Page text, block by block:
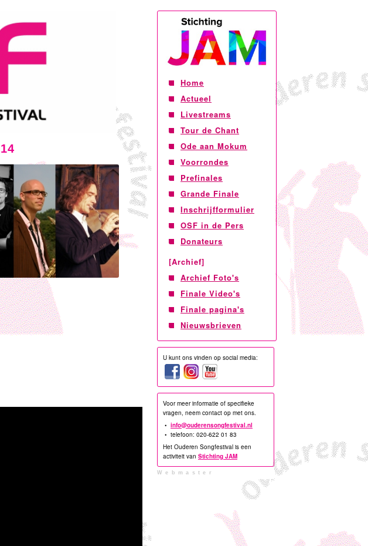
Home
Actueel
Livestreams
Tour de Chant
Ode aan Mokum
Voorrondes
Prefinales
Grande Finale
Inschrijfformulier
OSF in de Pers
Donateurs
[Archief]
Archief Foto's
Finale Video's
Finale pagina's
Nieuwsbrieven
U kunt ons vinden op social media:
Voor meer informatie of specifieke
vragen, neem contact op met ons.
• info@ouderensongfestival.nl
• telefoon: 020-622 01 83
Het Ouderen Songfestival is een
activiteit van Stichting JAM
Webmaster